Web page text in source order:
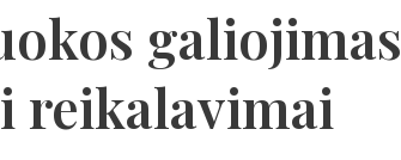
reikalavimai